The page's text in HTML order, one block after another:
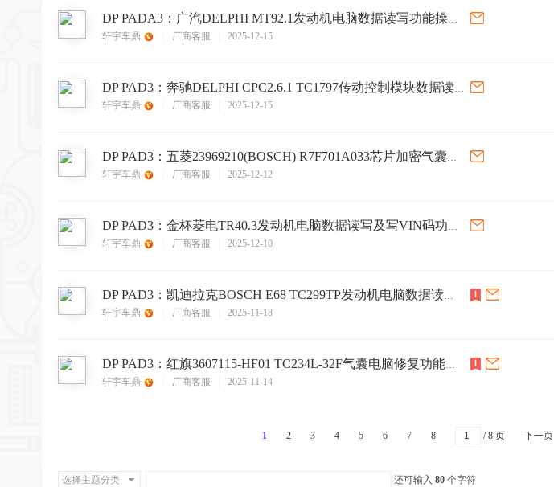
DP PADA3：广汽DELPHI MT92.1发动机电脑数据读写功能操作视频
轩宇车鼎
厂商客服 2025-12-15
DP PAD3：奔驰DELPHI CPC2.6.1 TC1797传动控制模块数据读写功能操作
轩宇车鼎
厂商客服 2025-12-15
DP PAD3：五菱23969210(BOSCH) R7F701A033芯片加密气囊电脑修复
轩宇车鼎
厂商客服 2025-12-12
DP PAD3：金杯菱电TR40.3发动机电脑数据读写及写VIN码功能操作
轩宇车鼎
厂商客服 2025-12-10
DP PAD3：凯迪拉克BOSCH E68 TC299TP发动机电脑数据读写操作视频
轩宇车鼎
厂商客服 2025-11-18
DP PAD3：红旗3607115-HF01 TC234L-32F气囊电脑修复功能操作视频
轩宇车鼎
厂商客服 2025-11-14
1 2 3 4 5 6 7 8 / 8 页 下一页
选择主题分类 还可输入 80 个字符